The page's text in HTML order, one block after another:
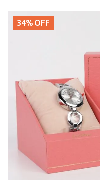
34% OFF